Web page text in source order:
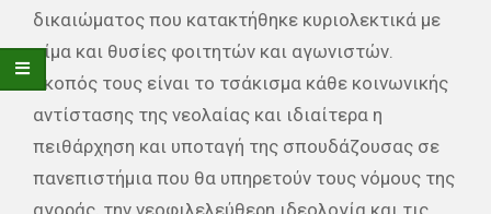
δικαιώματος που κατακτήθηκε κυριολεκτικά με
αίμα και θυσίες φοιτητών και αγωνιστών.
Σκοπός τους είναι το τσάκισμα κάθε κοινωνικής
αντίστασης της νεολαίας και ιδιαίτερα η
πειθάρχηση και υποταγή της σπουδάζουσας σε
πανεπιστήμια που θα υπηρετούν τους νόμους της
αγοράς, την νεοφιλελεύθερη ιδεολογία και τις